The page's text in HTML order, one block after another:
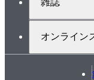
雑誌
オンライン